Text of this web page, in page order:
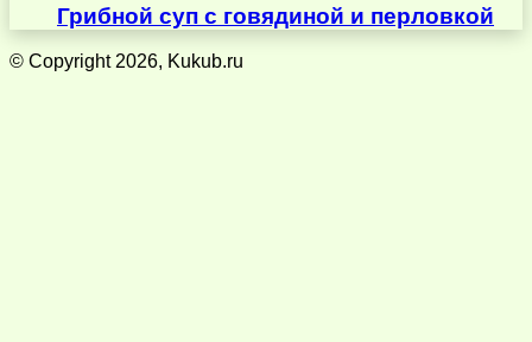
Грибной суп с говядиной и перловкой
© Copyright 2026, Kukub.ru